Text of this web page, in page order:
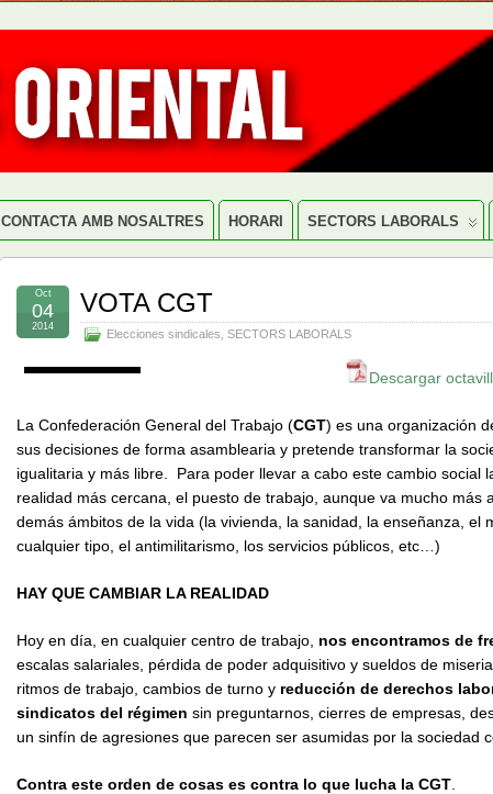
CONTACTA AMB NOSALTRES HORARI SECTORS LABORALS
VOTA CGT
Elecciones sindicales SECTORS LABORALS
Oct
04
2014
Descargar
La Confederación General del Trabajo (CGT) es una organización
sus decisiones de forma asamblearia y pretende transformar la
igualitaria y más libre. Para poder llevar a cabo este cambio social
realidad más cercana, el puesto de trabajo, aunque va mucho más
demás ámbitos de la vida (la vivienda, la sanidad, la enseñanza, el
cualquier tipo, el antimilitarismo, los servicios públicos, etc…)
HAY QUE CAMBIAR LA REALIDAD
Hoy en día, en cualquier centro de trabajo, nos encontramos de
escalas salariales, pérdida de poder adquisitivo y sueldos de
ritmos de trabajo, cambios de turno y reducción de derechos
sindicatos del régimen sin preguntarnos, cierres de empresas,
un sinfín de agresiones que parecen ser asumidas por la sociedad
Contra este orden de cosas es contra lo que lucha la CGT